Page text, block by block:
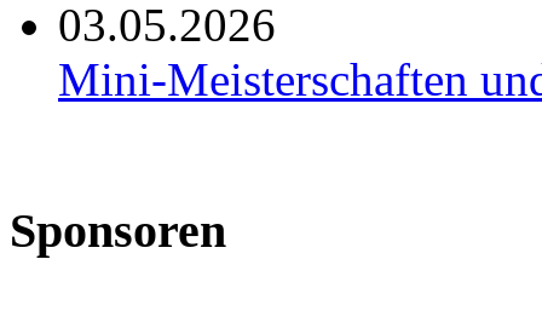
03.05.2026
Mini-Meisterschaften
Sponsoren